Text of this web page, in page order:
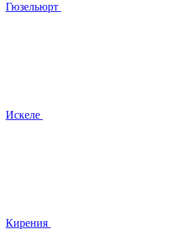
Гюзельюрт
Искеле
Кирения